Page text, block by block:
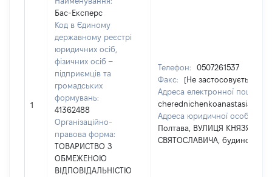
1
Бас-Експерс
Код в Єдиному
державному реєстрі
юридичних осіб,
фізичних осіб –
підприємців та
громадських
формувань:
41362488
Організаційно-
правова форма:
ТОВАРИСТВО З
ОБМЕЖЕНОЮ
ВІДПОВІДАЛЬНІСТЮ
Телефон:
0507261537
Факс:
[Не застосовується]
Адреса електронної пошти
Адреса юридичної особи:
Полтава, ВУЛИЦЯ КНЯЗЯ
СВЯТОСЛАВИЧА, будинок 9